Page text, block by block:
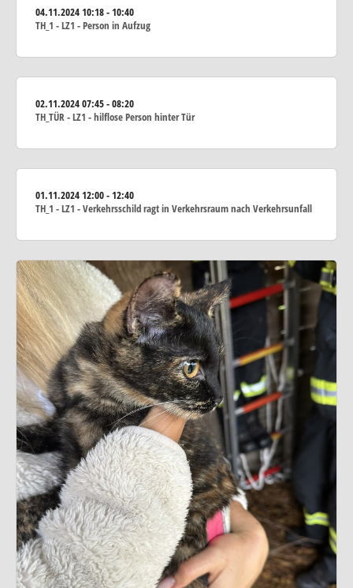
04.11.202410:18 - 10:40
TH_1 - LZ1 - Person in Aufzug
02.11.202407:45 - 08:20
TH_TÜR - LZ1 - hilflose Person hinter Tür
01.11.202412:00 - 12:40
TH_1 - LZ1 - Verkehrsschild ragt in Verkehrsraum nach Verkehrsunfall